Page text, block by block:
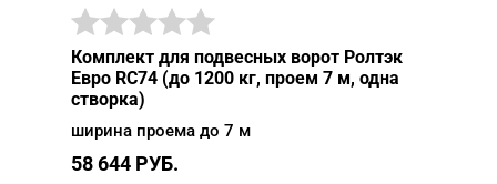
Комплект для подвесных ворот Ролтэк
Евро RC74 (до 1200 кг, проем 7 м, одна
створка)
ширина проема до 7 м
58 644 РУБ.